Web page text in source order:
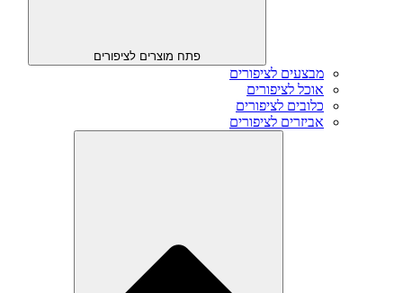
פתח מוצרים לציפורים
מבצעים לציפורים
אוכל לציפורים
כלובים לציפורים
אביזרים לציפורים